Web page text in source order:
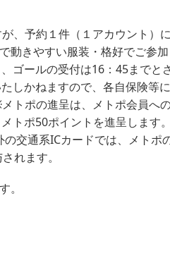
、予約１件（１アカウント
動きやすい服装・格好でご
ゴールの受付は16：45まで
しかねますので、各自保険
トポの進呈は、メトポ会員
トポ50ポイントを進呈しま
交通系ICカードでは、メト
れます。
。